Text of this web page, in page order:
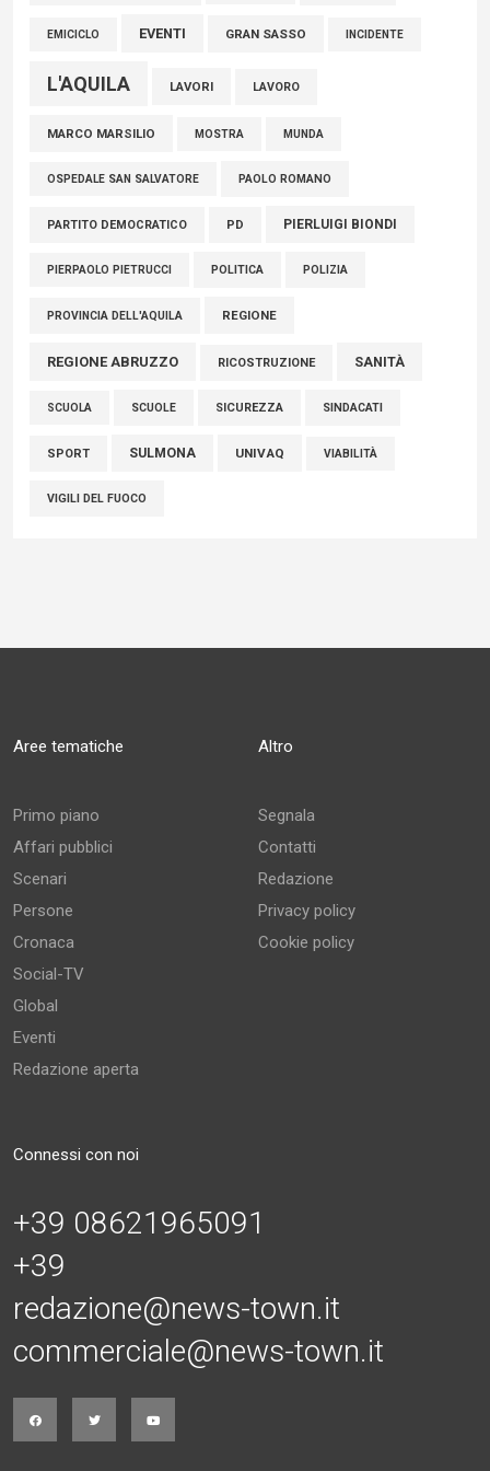
EMICICLO EVENTI GRAN SASSO INCIDENTE
L'AQUILA LAVORI LAVORO
MARCO MARSILIO MOSTRA MUNDA
OSPEDALE SAN SALVATORE PAOLO ROMANO
PARTITO DEMOCRATICO PD PIERLUIGI BIONDI
PIERPAOLO PIETRUCCI POLITICA POLIZIA
PROVINCIA DELL'AQUILA REGIONE
REGIONE ABRUZZO RICOSTRUZIONE SANITÀ
SCUOLA SCUOLE SICUREZZA SINDACATI
SPORT SULMONA UNIVAQ VIABILITÀ
VIGILI DEL FUOCO
Aree tematiche
Primo piano
Affari pubblici
Scenari
Persone
Cronaca
Social-TV
Global
Eventi
Redazione aperta
Altro
Segnala
Contatti
Redazione
Privacy policy
Cookie policy
Connessi con noi
+39 08621965091
+39
redazione@news-town.it
commerciale@news-town.it